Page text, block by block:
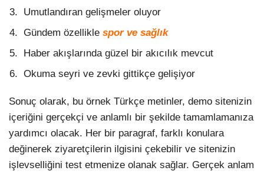
Umutlandıran gelişmeler oluyor
Gündem özellikle spor ve sağlık
Haber akışlarında güzel bir akıcılık mevcut
Okuma seyri ve zevki gittikçe gelişiyor
Sonuç olarak, bu örnek Türkçe metinler, demo sitenizin
içeriğini gerçekçi ve anlamlı bir şekilde tamamlamanıza
yardımcı olacak. Her bir paragraf, farklı konulara
değinerek ziyaretçilerin ilgisini çekebilir ve sitenizin
işlevselliğini test etmenize olanak sağlar. Gerçek anlam